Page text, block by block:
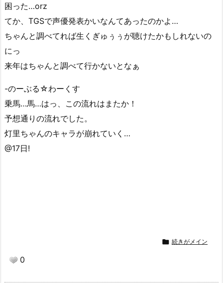
困った…orz
てか、TGSで声優発表かいなんてあったのかよ…
ちゃんと調べてれば生くぎゅぅぅが聴けたかもしれないの
にっ
来年はちゃんと調べて行かないとなぁ
-のーぶる☆わーくす
乗馬…馬…はっ、この流れはまたか！
予想通りの流れでした。
灯里ちゃんのキャラが崩れていく…
@17日!
 続きがメイン
0